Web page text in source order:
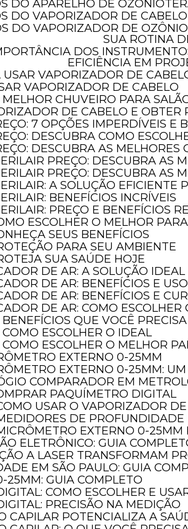
DO APARELHO DE
DO VAPORIZADOR DE
SUA ROTINA
EFICIÊNCIA EM
USAR VAPORIZADOR DE
VAPORIZADOR DE CABELO
MELHOR CHUVEIRO PARA
DE CABELO E OBTER
7 OPÇÕES IMPERDÍVEIS E
DESCUBRA COMO
DESCUBRA AS
PREÇO: DESCUBRA AS
PREÇO: DESCUBRA AS
A SOLUÇÃO EFICIENTE
BENEFÍCIOS INCRÍVEIS
PREÇO E BENEFÍCIOS
ESCOLHER O MELHOR
SEUS BENEFÍCIOS
PARA SEU AMBIENTE
SUA SAÚDE HOJE
DE AR: A SOLUÇÃO
DE AR: BENEFÍCIOS E USO
DE AR: BENEFÍCIOS E
DE AR: COMO
BENEFÍCIOS QUE VOCÊ
COMO ESCOLHER O IDEAL
COMO ESCOLHER O MELHOR
EXTERNO 0-25MM
EXTERNO 0-25MM:
COMPARADOR EM
PAQUÍMETRO DIGITAL
USAR O VAPORIZADOR
DE
EXTERNO 0-
ELETRÔNICO: GUIA
A LASER TRANSFORMAM
EM SÃO PAULO: GUIA
25MM: GUIA COMPLETO
COMO ESCOLHER E
PRECISÃO NA MEDIÇÃO
CAPILAR POTENCIALIZA A